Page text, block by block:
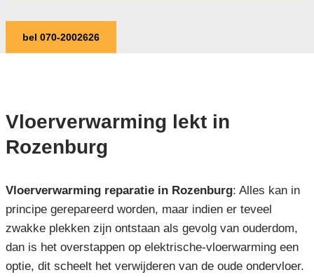
bel 070-2002626
Vloerverwarming lekt in
Rozenburg
Vloerverwarming reparatie in Rozenburg: Alles kan in
principe gerepareerd worden, maar indien er teveel
zwakke plekken zijn ontstaan als gevolg van ouderdom,
dan is het overstappen op elektrische-vloerwarming een
optie, dit scheelt het verwijderen van de oude ondervloer.